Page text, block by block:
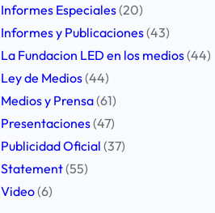
Informes Especiales(20)
Informes y Publicaciones(43)
La Fundacion LED en los medios(44)
Ley de Medios(44)
Medios y Prensa(61)
Presentaciones(47)
Publicidad Oficial (37)
Statement(55)
Video(6)